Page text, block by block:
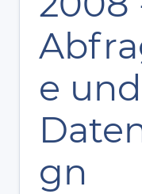
e und
gn